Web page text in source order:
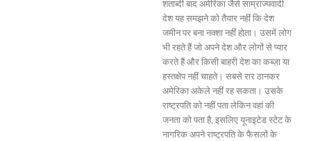
शताब्दी बाद अमेरिका जैसे साम्राज्यवादी
देश यह समझने को तैयार नहीं कि देश
जमीन पर बना नक्शा नहीं होता। उसमें लोग
भी रहते हैं जो अपने देश और लोगों से प्यार
करते हैं और किसी बाहरी देश का कब्ज़ा या
हस्तक्षेप नहीं चाहते। सबसे रार ठानकर
अमेरिका अकेले नहीं रह सकता। उसके
राष्ट्रपति को नहीं पता लेकिन वहां की
जनता को पता है, इसलिए यूनाइटेड स्टेट के
नागरिक अपने राष्ट्रपति के फैसलों के